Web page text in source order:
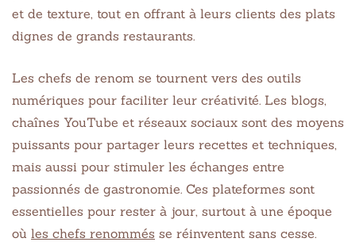
et de texture, tout en offrant à leurs clients des plats
dignes de grands restaurants.
Les chefs de renom se tournent vers des outils
numériques pour faciliter leur créativité. Les blogs,
chaînes YouTube et réseaux sociaux sont des moyens
puissants pour partager leurs recettes et techniques,
mais aussi pour stimuler les échanges entre
passionnés de gastronomie. Ces plateformes sont
essentielles pour rester à jour, surtout à une époque
où les chefs renommés se réinventent sans cesse.